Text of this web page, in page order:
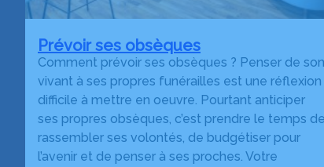
Prévoir ses obsèques
Comment prévoir ses obsèques ? Penser de son
vivant à ses propres funérailles est une réflexion
difficile à mettre en oeuvre. Pourtant anticiper
ses propres obsèques, c’est prendre le temps de
rassembler ses volontés, de budgétiser pour
l’avenir et de penser à ses proches. Votre